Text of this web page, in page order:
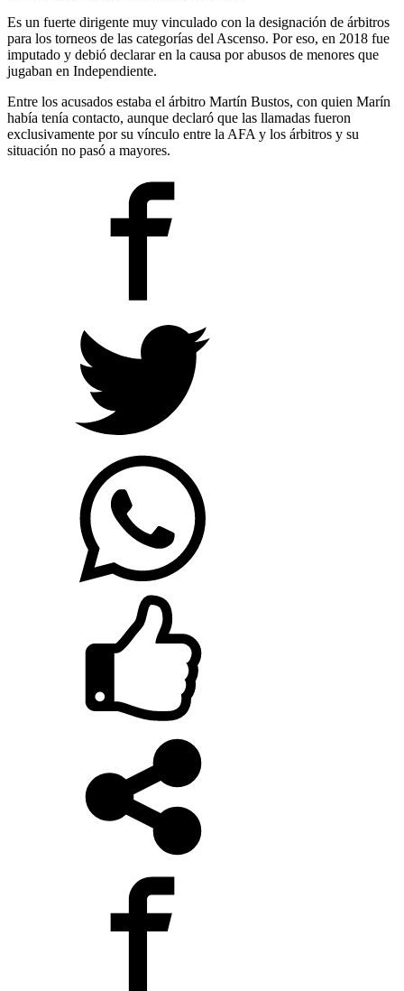
Es un fuerte dirigente muy vinculado con la designación de árbitros
para los torneos de las categorías del Ascenso. Por eso, en 2018 fue
imputado y debió declarar en la causa por abusos de menores que
jugaban en Independiente.
Entre los acusados estaba el árbitro Martín Bustos, con quien Marín
había tenía contacto, aunque declaró que las llamadas fueron
exclusivamente por su vínculo entre la AFA y los árbitros y su
situación no pasó a mayores.